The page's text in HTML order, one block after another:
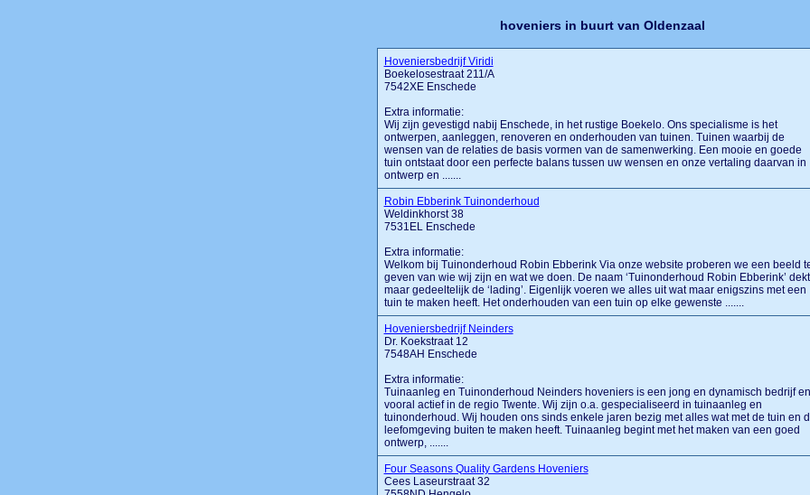
hoveniers in buurt van Oldenzaal
Hoveniersbedrijf Viridi
Boekelosestraat 211/A
7542XE Enschede
Extra informatie:
Wij zijn gevestigd nabij Enschede, in het rustige Boekelo. Ons specialisme is het
ontwerpen, aanleggen, renoveren en onderhouden van tuinen. Tuinen waarbij de
wensen van de relaties de basis vormen van de samenwerking. Een mooie en goede
tuin ontstaat door een perfecte balans tussen uw wensen en onze vertaling daarvan in
ontwerp en .......
Robin Ebberink Tuinonderhoud
Weldinkhorst 38
7531EL Enschede
Extra informatie:
Welkom bij Tuinonderhoud Robin Ebberink Via onze website proberen we een beeld
geven van wie wij zijn en wat we doen. De naam ‘Tuinonderhoud Robin Ebberink’ dekt
maar gedeeltelijk de ‘lading’. Eigenlijk voeren we alles uit wat maar enigszins met een
tuin te maken heeft. Het onderhouden van een tuin op elke gewenste .......
Hoveniersbedrijf Neinders
Dr. Koekstraat 12
7548AH Enschede
Extra informatie:
Tuinaanleg en Tuinonderhoud Neinders hoveniers is een jong en dynamisch bedrijf en
vooral actief in de regio Twente. Wij zijn o.a. gespecialiseerd in tuinaanleg en
tuinonderhoud. Wij houden ons sinds enkele jaren bezig met alles wat met de tuin en
leefomgeving buiten te maken heeft. Tuinaanleg begint met het maken van een goed
ontwerp, .......
Four Seasons Quality Gardens Hoveniers
Cees Laseurstraat 32